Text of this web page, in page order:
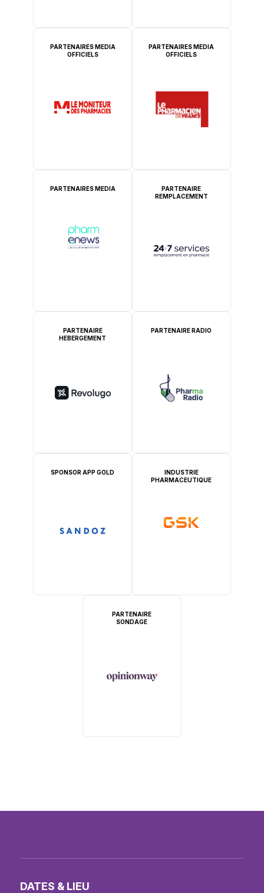
PARTENAIRES MEDIA
OFFICIELS
PARTENAIRES MEDIA
OFFICIELS
PARTENAIRES MEDIA
PARTENAIRE
REMPLACEMENT
PARTENAIRE
HEBERGEMENT
PARTENAIRE RADIO
SPONSOR APP GOLD
INDUSTRIE
PHARMACEUTIQUE
PARTENAIRE
SONDAGE
DATES & LIEU